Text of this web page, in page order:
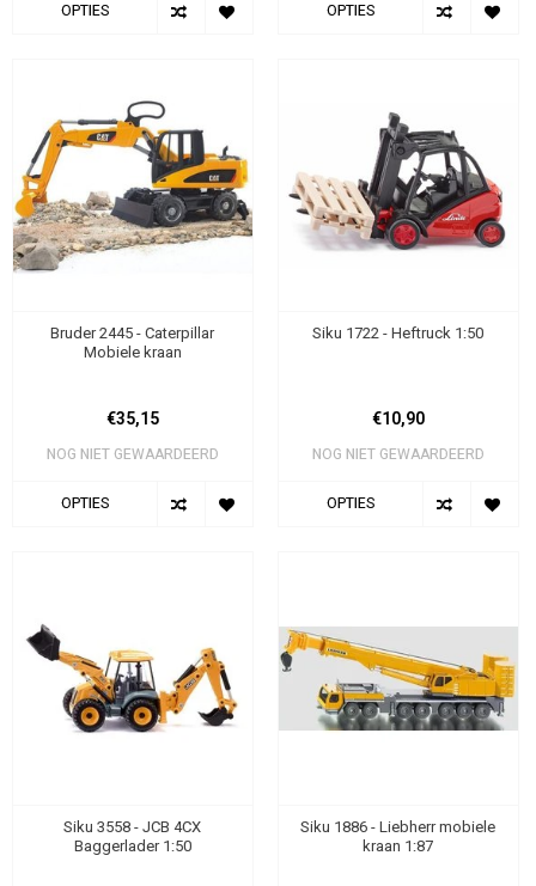
OPTIES OPTIES
Bruder 2445 - Caterpillar
Mobiele kraan
€35,15
NOG NIET GEWAARDEERD
OPTIES
Siku 1722 - Heftruck 1:50
€10,90
NOG NIET GEWAARDEERD
OPTIES
Siku 3558 - JCB 4CX
Baggerlader 1:50
Siku 1886 - Liebherr mobiele
kraan 1:87